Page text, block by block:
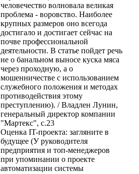
человечество волновала великая
проблема - воровство. Наиболее
крупных размеров оно всегода
достигало и достигает сейчас на
почве профессиональной
деятельности. В статье пойдет речь
не о банальном выносе куска мяса
через проходную, а о
мошенничестве с использованием
служебного положения и методах
противодействия этому
преступлению). / Владлен Лунин,
генеральный директор компании
"Мартекс", с.23
Оценка IT-проекта: загляните в
будущее (У руководителя
предприятия и топ-менеджеров
при упоминании о проекте
автоматизации системы